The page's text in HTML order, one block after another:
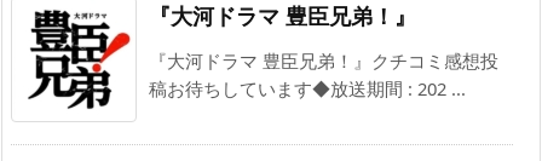
『大河ドラマ 豊臣兄弟！』
『大河ドラマ 豊臣兄弟！』クチコミ感想投
稿お待ちしています◆放送期間 : 202 ...